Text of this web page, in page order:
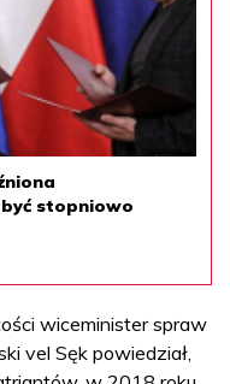
stopniowo
wiceminister spraw
vel Sęk powiedział,